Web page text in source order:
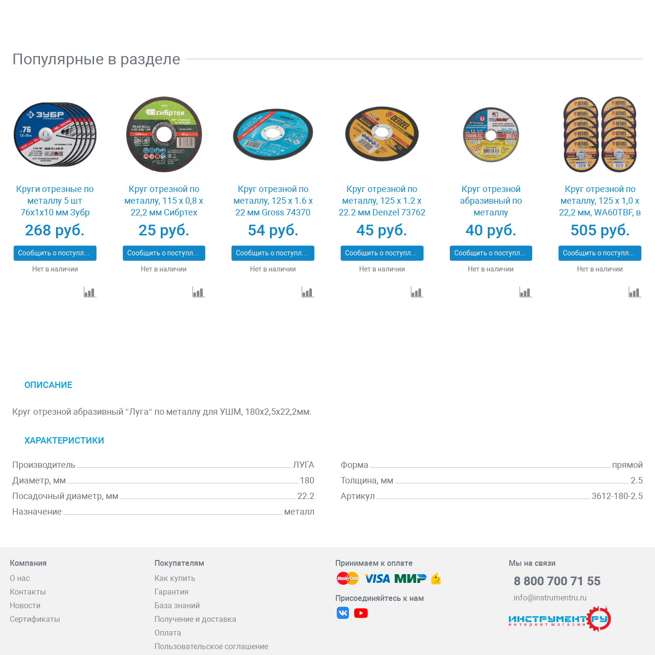
Популярные в разделе
Круги отрезные по
металлу 5 шт
76x1x10 мм Зубр
36200-76-1.0-H5_z03
268 руб.
Сообщить о поступлении
Нет в наличии
Круг отрезной по
металлу, 115 х 0,8 х
22,2 мм Сибртех
743307
25 руб.
Сообщить о поступлении
Нет в наличии
Круг отрезной по
металлу, 125 х 1.6 х
22 мм Gross 74370
54 руб.
Сообщить о поступлении
Нет в наличии
Круг отрезной по
металлу, 125 х 1.2 х
22.2 мм Denzel 73762
45 руб.
Сообщить о поступлении
Нет в наличии
Круг отрезной
абразивный по
металлу
125x1.2x22.2 мм
Луга 3612-125-1.2
40 руб.
Сообщить о поступлении
Нет в наличии
Круг отрезной по
металлу, 125 х 1,0 х
22,2 мм, WA60TBF, в
метал.банке, 10 шт.
Denzel 737610
505 руб.
Сообщить о поступлении
Нет в наличии
ОПИСАНИЕ
Круг отрезной абразивный ″Луга″ по металлу для УШМ, 180х2,5х22,2мм.
ХАРАКТЕРИСТИКИ
Производитель
ЛУГА
Диаметр, мм
180
Посадочный диаметр, мм
22.2
Назначение
металл
Форма
прямой
Толщина, мм
2.5
Артикул
3612-180-2.5
Компания
О нас
Контакты
Новости
Сертификаты
Покупателям
Как купить
Гарантия
База знаний
Получение и доставка
Оплата
Пользовательское соглашение
Принимаем к оплате
Присоединяйтесь к нам
Мы на связи
8 800 700 71 55
info@instrumentru.ru